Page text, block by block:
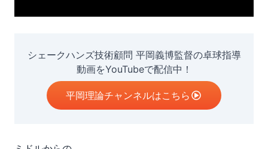
シェークハンズ技術顧問 平岡義博監督の卓球指導
動画をYouTubeで配信中！
平岡理論チャンネルはこちら